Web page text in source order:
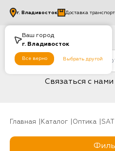
Ваш город
г. Владивосток
Все верно Выбрать другой
г. Владивосток Доставка
Связаться с нами
Главная Каталог Оптика SAT